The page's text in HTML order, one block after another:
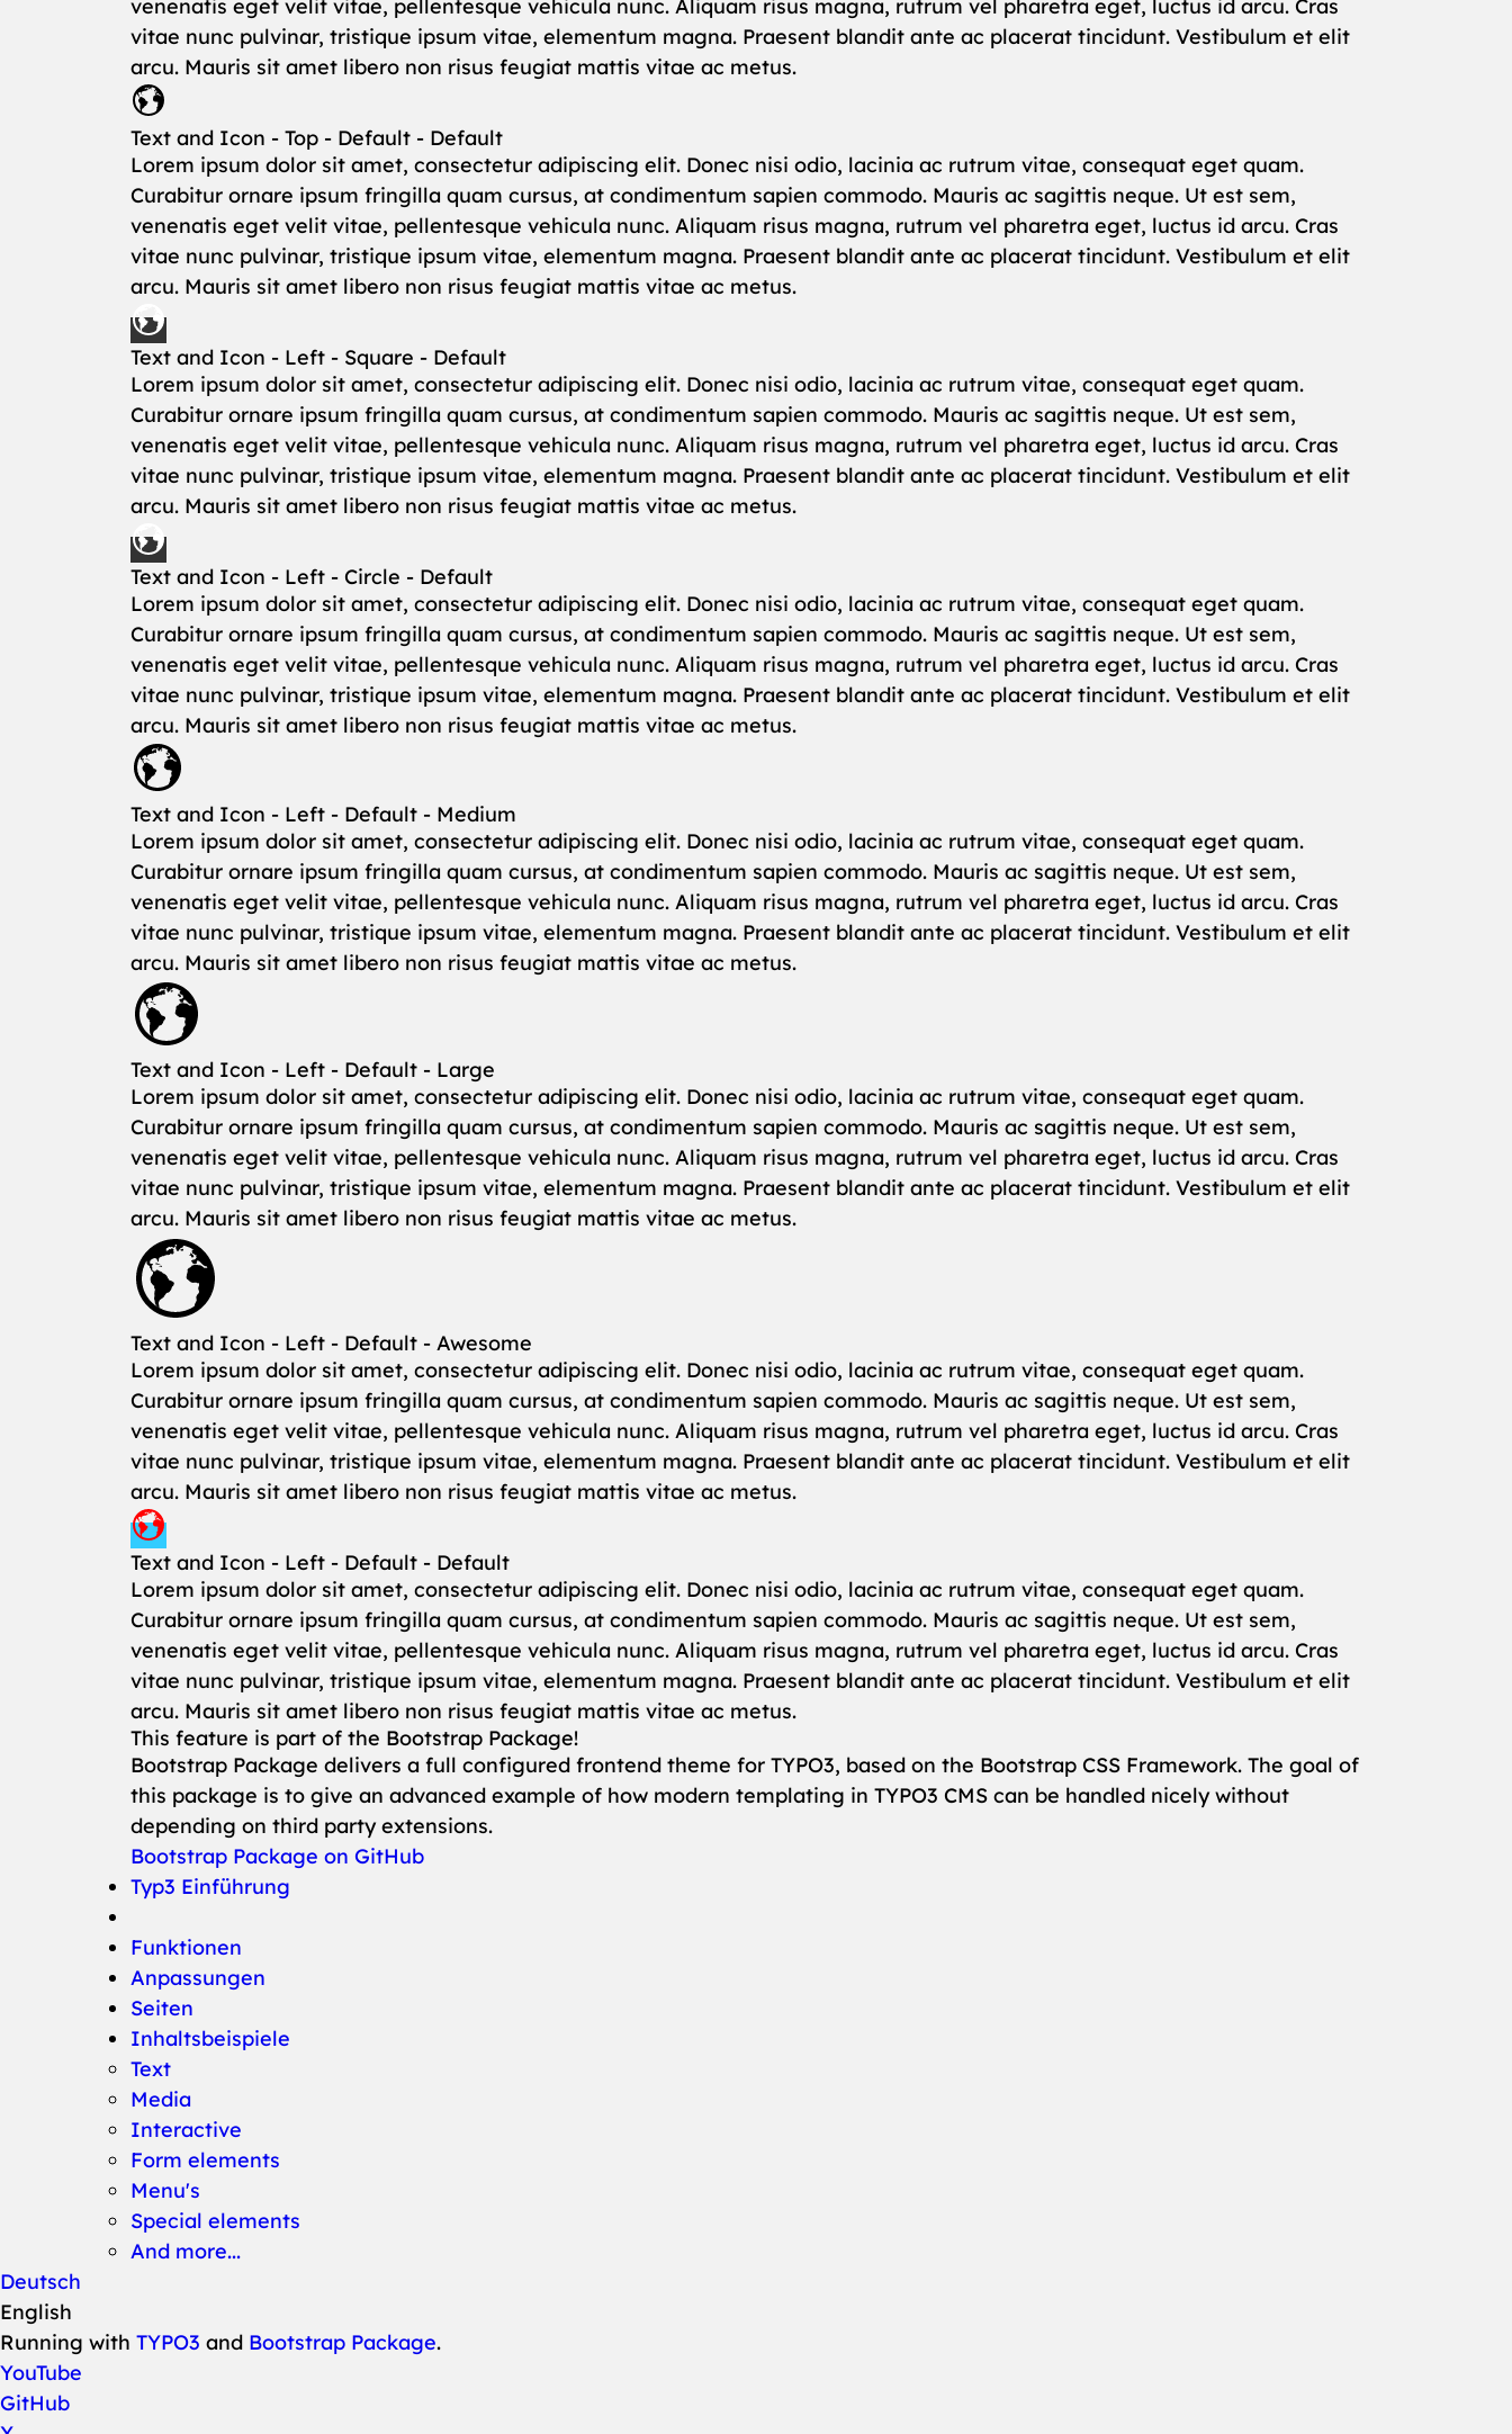
venenatis eget velit vitae, pellentesque vehicula nunc. Aliquam risus magna, rutrum vel pharetra eget, luctus id arcu. Cras
vitae nunc pulvinar, tristique ipsum vitae, elementum magna. Praesent blandit ante ac placerat tincidunt. Vestibulum et elit
arcu. Mauris sit amet libero non risus feugiat mattis vitae ac metus.
Text and Icon - Top - Default - Default
Lorem ipsum dolor sit amet, consectetur adipiscing elit. Donec nisi odio, lacinia ac rutrum vitae, consequat eget quam.
Curabitur ornare ipsum fringilla quam cursus, at condimentum sapien commodo. Mauris ac sagittis neque. Ut est sem,
venenatis eget velit vitae, pellentesque vehicula nunc. Aliquam risus magna, rutrum vel pharetra eget, luctus id arcu. Cras
vitae nunc pulvinar, tristique ipsum vitae, elementum magna. Praesent blandit ante ac placerat tincidunt. Vestibulum et elit
arcu. Mauris sit amet libero non risus feugiat mattis vitae ac metus.
Text and Icon - Left - Square - Default
Lorem ipsum dolor sit amet, consectetur adipiscing elit. Donec nisi odio, lacinia ac rutrum vitae, consequat eget quam.
Curabitur ornare ipsum fringilla quam cursus, at condimentum sapien commodo. Mauris ac sagittis neque. Ut est sem,
venenatis eget velit vitae, pellentesque vehicula nunc. Aliquam risus magna, rutrum vel pharetra eget, luctus id arcu. Cras
vitae nunc pulvinar, tristique ipsum vitae, elementum magna. Praesent blandit ante ac placerat tincidunt. Vestibulum et elit
arcu. Mauris sit amet libero non risus feugiat mattis vitae ac metus.
Text and Icon - Left - Circle - Default
Lorem ipsum dolor sit amet, consectetur adipiscing elit. Donec nisi odio, lacinia ac rutrum vitae, consequat eget quam.
Curabitur ornare ipsum fringilla quam cursus, at condimentum sapien commodo. Mauris ac sagittis neque. Ut est sem,
venenatis eget velit vitae, pellentesque vehicula nunc. Aliquam risus magna, rutrum vel pharetra eget, luctus id arcu. Cras
vitae nunc pulvinar, tristique ipsum vitae, elementum magna. Praesent blandit ante ac placerat tincidunt. Vestibulum et elit
arcu. Mauris sit amet libero non risus feugiat mattis vitae ac metus.
Text and Icon - Left - Default - Medium
Lorem ipsum dolor sit amet, consectetur adipiscing elit. Donec nisi odio, lacinia ac rutrum vitae, consequat eget quam.
Curabitur ornare ipsum fringilla quam cursus, at condimentum sapien commodo. Mauris ac sagittis neque. Ut est sem,
venenatis eget velit vitae, pellentesque vehicula nunc. Aliquam risus magna, rutrum vel pharetra eget, luctus id arcu. Cras
vitae nunc pulvinar, tristique ipsum vitae, elementum magna. Praesent blandit ante ac placerat tincidunt. Vestibulum et elit
arcu. Mauris sit amet libero non risus feugiat mattis vitae ac metus.
Text and Icon - Left - Default - Large
Lorem ipsum dolor sit amet, consectetur adipiscing elit. Donec nisi odio, lacinia ac rutrum vitae, consequat eget quam.
Curabitur ornare ipsum fringilla quam cursus, at condimentum sapien commodo. Mauris ac sagittis neque. Ut est sem,
venenatis eget velit vitae, pellentesque vehicula nunc. Aliquam risus magna, rutrum vel pharetra eget, luctus id arcu. Cras
vitae nunc pulvinar, tristique ipsum vitae, elementum magna. Praesent blandit ante ac placerat tincidunt. Vestibulum et elit
arcu. Mauris sit amet libero non risus feugiat mattis vitae ac metus.
Text and Icon - Left - Default - Awesome
Lorem ipsum dolor sit amet, consectetur adipiscing elit. Donec nisi odio, lacinia ac rutrum vitae, consequat eget quam.
Curabitur ornare ipsum fringilla quam cursus, at condimentum sapien commodo. Mauris ac sagittis neque. Ut est sem,
venenatis eget velit vitae, pellentesque vehicula nunc. Aliquam risus magna, rutrum vel pharetra eget, luctus id arcu. Cras
vitae nunc pulvinar, tristique ipsum vitae, elementum magna. Praesent blandit ante ac placerat tincidunt. Vestibulum et elit
arcu. Mauris sit amet libero non risus feugiat mattis vitae ac metus.
Text and Icon - Left - Default - Default
Lorem ipsum dolor sit amet, consectetur adipiscing elit. Donec nisi odio, lacinia ac rutrum vitae, consequat eget quam.
Curabitur ornare ipsum fringilla quam cursus, at condimentum sapien commodo. Mauris ac sagittis neque. Ut est sem,
venenatis eget velit vitae, pellentesque vehicula nunc. Aliquam risus magna, rutrum vel pharetra eget, luctus id arcu. Cras
vitae nunc pulvinar, tristique ipsum vitae, elementum magna. Praesent blandit ante ac placerat tincidunt. Vestibulum et elit
arcu. Mauris sit amet libero non risus feugiat mattis vitae ac metus.
This feature is part of the Bootstrap Package!
Bootstrap Package delivers a full configured frontend theme for TYPO3, based on the Bootstrap CSS Framework. The goal of
this package is to give an advanced example of how modern templating in TYPO3 CMS can be handled nicely without
depending on third party extensions.
Bootstrap Package on GitHub
Typ3 Einführung
Funktionen
Anpassungen
Seiten
Inhaltsbeispiele
Text
Media
Interactive
Form elements
Menu's
Special elements
And more...
Deutsch
English
Running with TYPO3 and Bootstrap Package.
YouTube
GitHub